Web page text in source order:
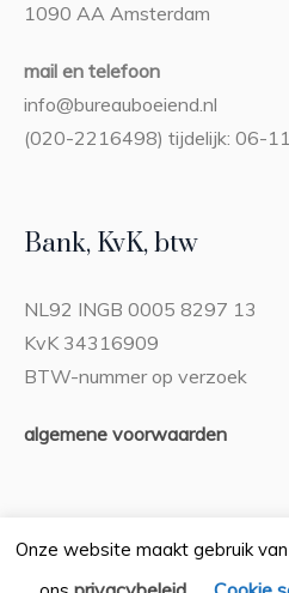
1090 AA Amsterdam
mail en telefoon
info@bureauboeiend.nl
(020-2216498) tijdelijk: 06-
Bank, KvK, btw
NL92 INGB 0005 8297 13
KvK 34316909
BTW-nummer op verzoek
algemene voorwaarden
Onze website maakt gebruik